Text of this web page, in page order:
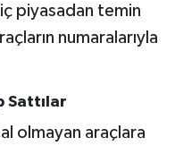
piyasadan temin
numaralarıyla
Sattılar
olmayan araçlara